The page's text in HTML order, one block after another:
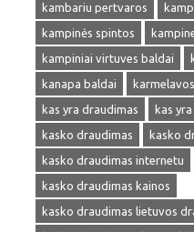
kambariu pertvaros
kampinės spintos
kampiniai virtuves baldai
kanapa baldai
kas yra draudimas
kas
kasko draudimas
kasko
kasko draudimas internetu
kasko draudimas kainos
kasko draudimas lietuvos